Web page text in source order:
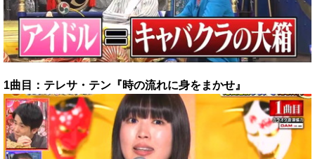
1曲目：テレサ・テン『時の流れに身をまかせ』